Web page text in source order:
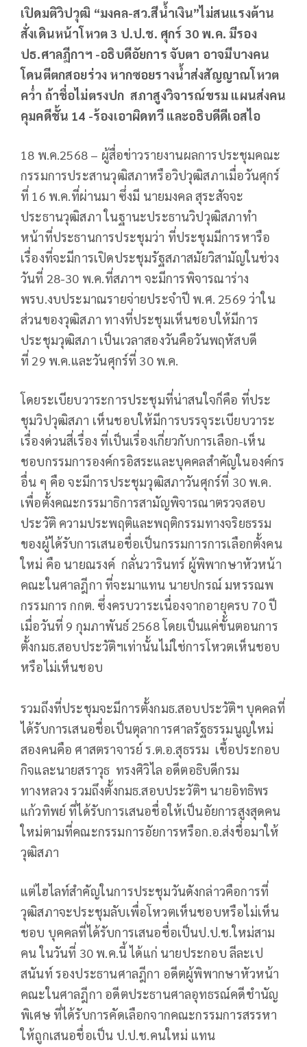
เปิดมติวิปวุฒิ “มงคล-สว.สีน้ำเงิน”ไม่สนแรงต้าน
สั่งเดินหน้าโหวต 3 ป.ป.ช. ศุกร์ 30 พ.ค. มีรอง
ปธ.ศาลฎีกาฯ -อธิบดีอัยการ จับตา อาจมีบางคน
โดนตีตกสอยร่วง หากซอยรางน้ำส่งสัญญาณโหวต
คว่ำ ถ้าชื่อไม่ตรงปก สภาสูงวิจารณ์ขรม แผนส่งคน
คุมคดีชั้น 14 -ร้องเอาผิดทวี และอธิบดีดีเอสไอ
18 พ.ค.2568 – ผู้สื่อข่าวรายงานผลการประชุมคณะ
กรรมการประสานวุฒิสภาหรือวิปวุฒิสภาเมื่อวันศุกร์
ที่ 16 พ.ค.ที่ผ่านมา ซึ่งมี นายมงคล สุระสัจจะ
ประธานวุฒิสภา ในฐานะประธานวิปวุฒิสภาทำ
หน้าที่ประธานการประชุมว่า ที่ประชุมมีการหารือ
เรื่องที่จะมีการเปิดประชุมรัฐสภาสมัยวิสามัญในช่วง
วันที่ 28-30 พ.ค.ที่สภาฯ จะมีการพิจารณาร่าง
พรบ.งบประมาณรายจ่ายประจำปี พ.ศ. 2569 ว่าใน
ส่วนของวุฒิสภา ทางที่ประชุมเห็นชอบให้มีการ
ประชุมวุฒิสภา เป็นเวลาสองวันคือวันพฤหัสบดี
ที่ 29 พ.ค.และวันศุกร์ที่ 30 พ.ค.
โดยระเบียบวาระการประชุมที่น่าสนใจก็คือ ที่ประ
ชุมวิปวุฒิสภา เห็นชอบให้มีการบรรจุระเบียบวาระ
เรื่องด่วนสี่เรื่อง ที่เป็นเรื่องเกี่ยวกับการเลือก-เห็น
ชอบกรรมการองค์กรอิสระและบุคคลสำคัญในองค์กร
อื่น ๆ คือ จะมีการประชุมวุฒิสภาวันศุกร์ที่ 30 พ.ค.
เพื่อตั้งคณะกรรมาธิการสามัญพิจารณาตรวจสอบ
ประวัติ ความประพฤติและพฤติกรรมทางจริยธรรม
ของผู้ได้รับการเสนอชื่อเป็นกรรมการการเลือกตั้งคน
ใหม่ คือ นายณรงค์ กลั่นวารินทร์ ผู้พิพากษาหัวหน้า
คณะในศาลฎีกา ที่จะมาแทน นายปกรณ์ มหรรณพ
กรรมการ กกต. ซึ่งครบวาระเนื่องจากอายุครบ 70 ปี
เมื่อวันที่ 9 กุมภาพันธ์ 2568 โดยเป็นแค่ขั้นตอนการ
ตั้งกมธ.สอบประวัติฯเท่านั้นไม่ใช่การโหวตเห็นชอบ
หรือไม่เห็นชอบ
รวมถึงที่ประชุมจะมีการตั้งกมธ.สอบประวัติฯ บุคคลที่
ได้รับการเสนอชื่อเป็นตุลาการศาลรัฐธรรมนูญใหม่
สองคนคือ ศาสตราจารย์ ร.ต.อ.สุธรรม เชื้อประกอบ
กิจและนายสราวุธ ทรงศิวิไล อดีตอธิบดีกรม
ทางหลวง รวมถึงตั้งกมธ.สอบประวัติฯ นายอิทธิพร
แก้วทิพย์ ที่ได้รับการเสนอชื่อให้เป็นอัยการสูงสุดคน
ใหม่ตามที่คณะกรรมการอัยการหรือก.อ.ส่งชื่อมาให้
วุฒิสภา
แต่ไฮไลท์สำคัญในการประชุมวันดังกล่าวคือการที่
วุฒิสภาจะประชุมลับเพื่อโหวตเห็นชอบหรือไม่เห็น
ชอบ บุคคลที่ได้รับการเสนอชื่อเป็นป.ป.ช.ใหม่สาม
คน ในวันที่ 30 พ.ค.นี้ ได้แก่ นายประกอบ ลีละเป
สนันท์ รองประธานศาลฎีกา อดีตผู้พิพากษาหัวหน้า
คณะในศาลฎีกา อดีตประธานศาลอุทธรณ์คดีชำนัญ
พิเศษ ที่ได้รับการคัดเลือกจากคณะกรรมการสรรหา
ให้ถูกเสนอชื่อเป็น ป.ป.ช.คนใหม่ แทน